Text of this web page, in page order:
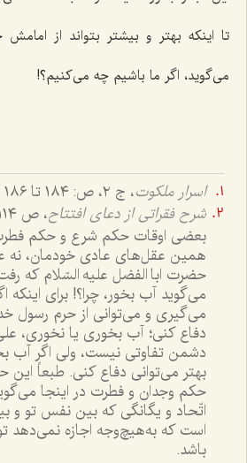
تا اینکه بهتر و بیشتر بتواند از
می‌گوید، اگر ما باشیم چه می‌کنیم؟!
اسرار ملکوت، ج ٢، ص: ١٨٤ تا ١٨٦
شرح فقراتی از دعای افتتاح، ص ١١٤:
بعضی اوقات حکم شرع و حکم
همین عقل‌های عادی خودمان، نه
حضرت ابا الفضل علیه السّلام که
می‌گوید آب بخور، چرا؟! برای اینکه
می‌گیری و می‌توانی از حرم رسول
دفاع کنی؛ آب بخوری یا نخوری،
دشمن تفاوتی نیست، ولی اگر آب
بهتر می‌توانی دفاع کنی. طبعاً
حکم وجدان و فطرت در اینجا
اتّحاد و یگانگی که بین نفس تو و
است که به‌هیچ‌وجه اجازه نمی‌دهد
باشد.